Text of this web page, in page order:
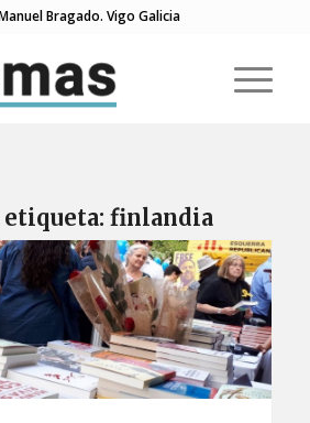
Bragado. Vigo Galicia
finlandia